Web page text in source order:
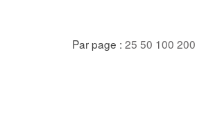
Par page : 25 50 100 200